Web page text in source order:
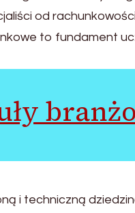
od
to fundament
i techniczną